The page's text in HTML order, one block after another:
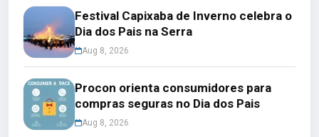
Festival Capixaba de Inverno celebra o
Dia dos Pais na Serra
Aug 8, 2026
Procon orienta consumidores para
compras seguras no Dia dos Pais
Aug 8, 2026